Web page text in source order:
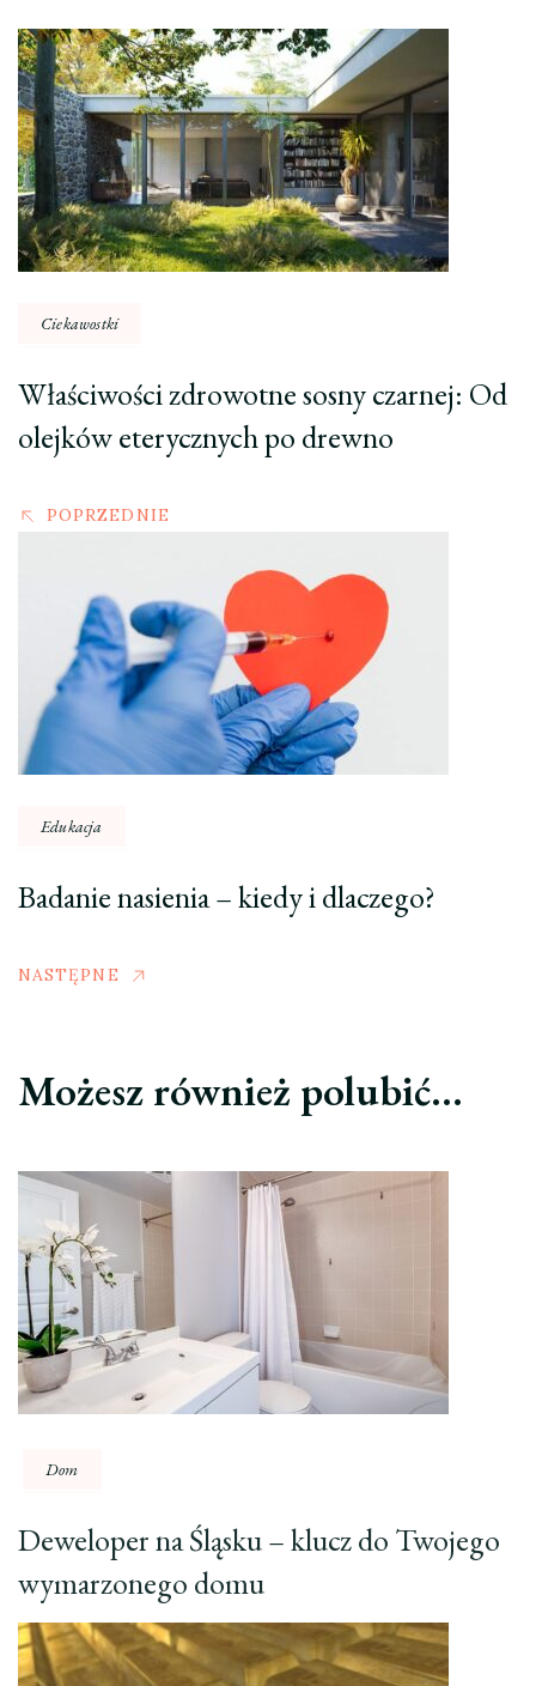
Nawigacja
wpisu
Ciekawostki
Właściwości zdrowotne sosny czarnej: Od
olejków eterycznych po drewno
POPRZEDNIE
Edukacja
Badanie nasienia – kiedy i dlaczego?
NASTĘPNE
Możesz również polubić…
Dom
Deweloper na Śląsku – klucz do Twojego
wymarzonego domu